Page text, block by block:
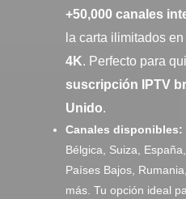
+50,000 canales
la carta ilimitados
4K. Perfecto para
suscripción IPTV
Unido.
Canales disponibles:
Bélgica, Suiza,
Países Bajos,
más. Tu opción ideal